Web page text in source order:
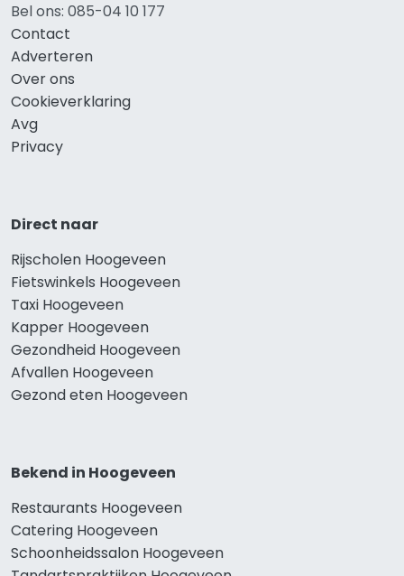
Bel ons: 085-04 10 177
Contact
Adverteren
Over ons
Cookieverklaring
Avg
Privacy
Direct naar
Rijscholen Hoogeveen
Fietswinkels Hoogeveen
Taxi Hoogeveen
Kapper Hoogeveen
Gezondheid Hoogeveen
Afvallen Hoogeveen
Gezond eten Hoogeveen
Bekend in Hoogeveen
Restaurants Hoogeveen
Catering Hoogeveen
Schoonheidssalon Hoogeveen